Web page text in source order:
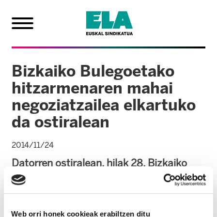
Web orri honek cookieak erabiltzen ditu
Bizkaiko Bulegoetako
hitzarmenaren mahai
negoziatzailea elkartuko
da ostiralean
2014/11/24
Datorren ostiralean, hilak 28, Bizkaiko
Bulegoetako mahai negoziatzailea
bilduko da. 2012ko abenduan iraungi zen